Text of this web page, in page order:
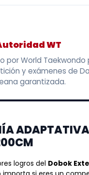
WT
por World Taekwondo
y exámenes de
garantizada.
logros del Dobok